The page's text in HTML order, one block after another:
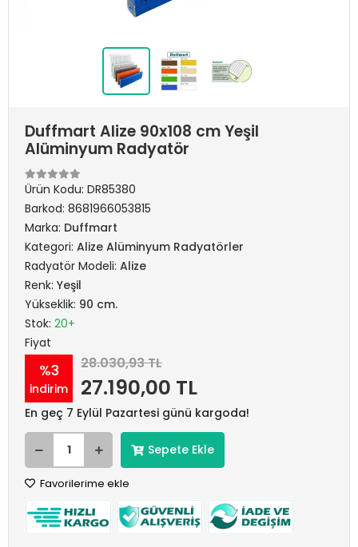
Duffmart Alize 90x108 cm Yeşil
Alüminyum Radyatör
Ürün Kodu: DR85380
Barkod: 8681966053815
Marka: Duffmart
Kategori: Alize Alüminyum Radyatörler
Radyatör Modeli: Alize
Renk: Yeşil
Yükseklik: 90 cm.
Stok: 20+
Fiyat
%3
indirim
28.030,93 TL
27.190,00 TL
En geç 7 Eylül Pazartesi günü kargoda!
Sepete Ekle
Favorilerime ekle